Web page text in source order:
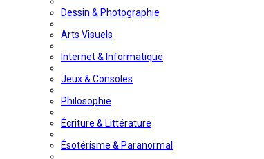
Dessin & Photographie
Arts Visuels
Internet & Informatique
Jeux & Consoles
Philosophie
Écriture & Littérature
Ésotérisme & Paranormal